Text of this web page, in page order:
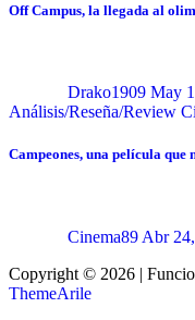
Off Campus, la llegada al
Drako1909 May
Análisis/Reseña/Review
Campeones, una película que
Cinema89 Abr
Copyright © 2026 |
ThemeArile